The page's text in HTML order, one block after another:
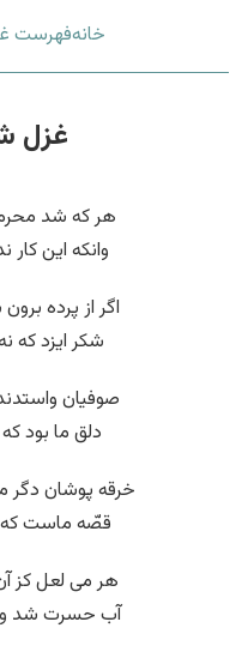
خانهفهرست
غزل
هر که شد محرم
وانکه این کار
اگر از پرده
شکر ایزد که
صوفیان
دلق ما بود
خرقه پوشان
قصّه ماست که
هر می لعل کز
آب حسرت شد و